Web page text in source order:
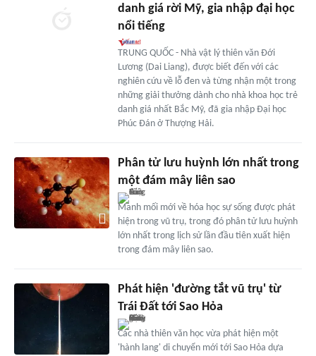
danh giá rời Mỹ, gia nhập đại học
nổi tiếng
TRUNG QUỐC - Nhà vật lý thiên văn Đới
Lương (Dai Liang), được biết đến với các
nghiên cứu về lỗ đen và từng nhận một trong
những giải thưởng dành cho nhà khoa học trẻ
danh giá nhất Bắc Mỹ, đã gia nhập Đại học
Phúc Đán ở Thượng Hải.
Phân tử lưu huỳnh lớn nhất trong
một đám mây liên sao
Manh mối mới về hóa học sự sống được phát
hiện trong vũ trụ, trong đó phân tử lưu huỳnh
lớn nhất trong lịch sử lần đầu tiên xuất hiện
trong đám mây liên sao.
Phát hiện 'đường tắt vũ trụ' từ
Trái Đất tới Sao Hỏa
Các nhà thiên văn học vừa phát hiện một
'hành lang' di chuyển mới tới Sao Hỏa dựa